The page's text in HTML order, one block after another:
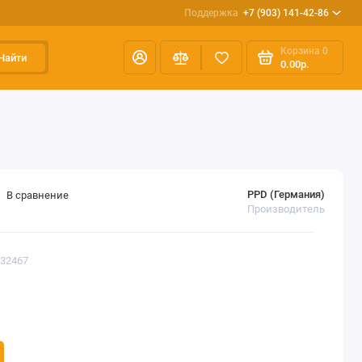
Поддержка +7 (903) 141-42-86
Корзина 0
0.00р.
PPD (Германия)
Производитель
В сравнение